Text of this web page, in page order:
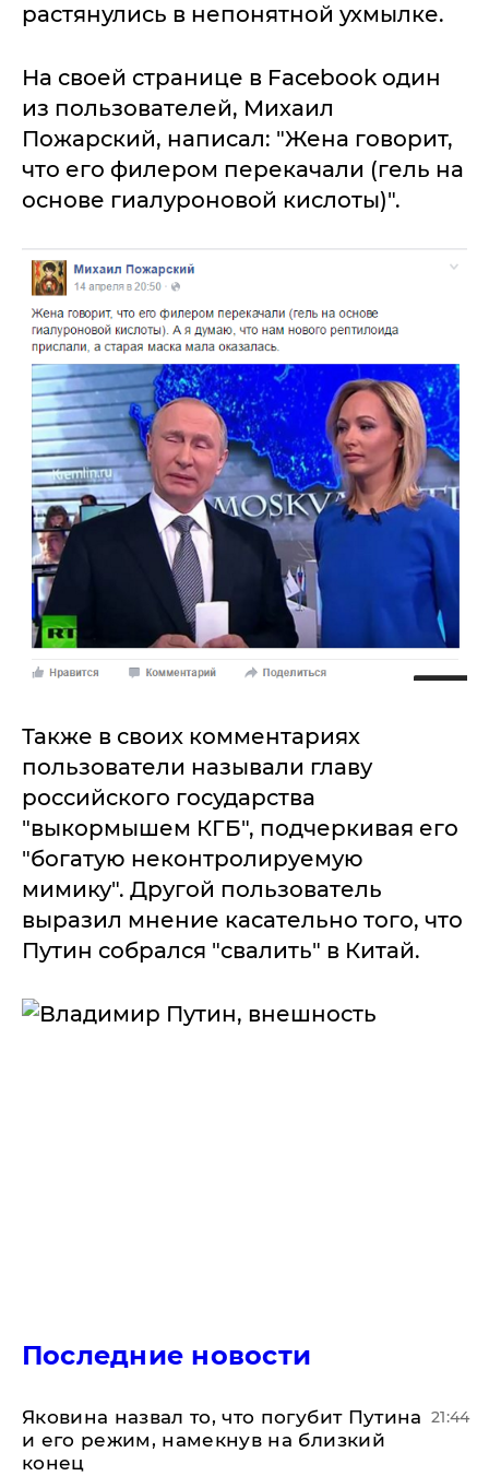
растянулись в непонятной ухмылке.
На своей странице в Facebook один
из пользователей, Михаил
Пожарский, написал: "Жена говорит,
что его филером перекачали (гель на
основе гиалуроновой кислоты)".
Также в своих комментариях
пользователи называли главу
российского государства
"выкормышем КГБ", подчеркивая его
"богатую неконтролируемую
мимику". Другой пользователь
выразил мнение касательно того, что
Путин собрался "свалить" в Китай.
Последние новости
Яковина назвал то, что погубит Путина
и его режим, намекнув на близкий
конец
21:44